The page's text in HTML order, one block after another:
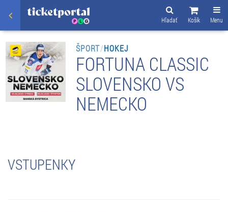
Menu
Košík
Hľadať
ŠPORT/HOKEJ
FORTUNA CLASSIC
SLOVENSKO VS
NEMECKO
VSTUPENKY